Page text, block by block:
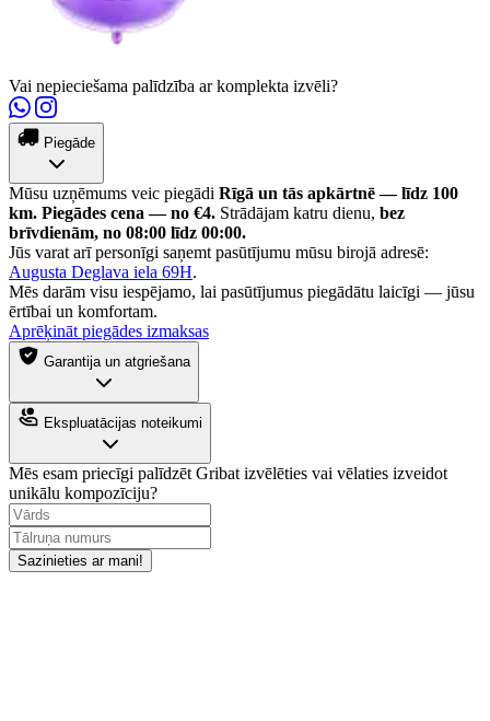
Vai nepieciešama palīdzība ar komplekta izvēli?
Piegāde
Mūsu uzņēmums veic piegādi Rīgā un tās apkārtnē — līdz 100
km. Piegādes cena — no €4. Strādājam katru dienu, bez
brīvdienām, no 08:00 līdz 00:00.
Jūs varat arī personīgi saņemt pasūtījumu mūsu birojā adresē:
Augusta Deglava iela 69H.
Mēs darām visu iespējamo, lai pasūtījumus piegādātu laicīgi — jūsu
ērtībai un komfortam.
Aprēķināt piegādes izmaksas
Garantija un atgriešana
Ekspluatācijas noteikumi
Mēs esam priecīgi palīdzēt Gribat izvēlēties vai vēlaties izveidot
unikālu kompozīciju?
Sazinieties ar mani!